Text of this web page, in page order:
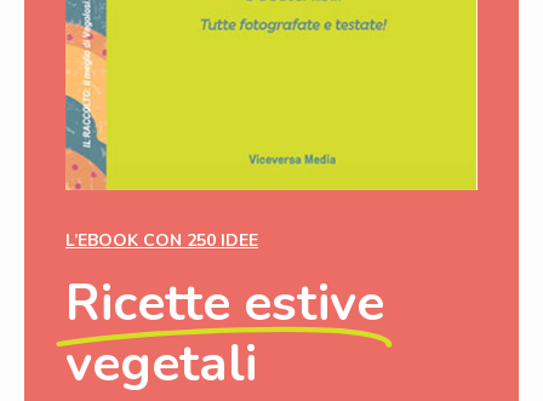
L’EBOOK CON 250 IDEE
Ricette estive
vegetali